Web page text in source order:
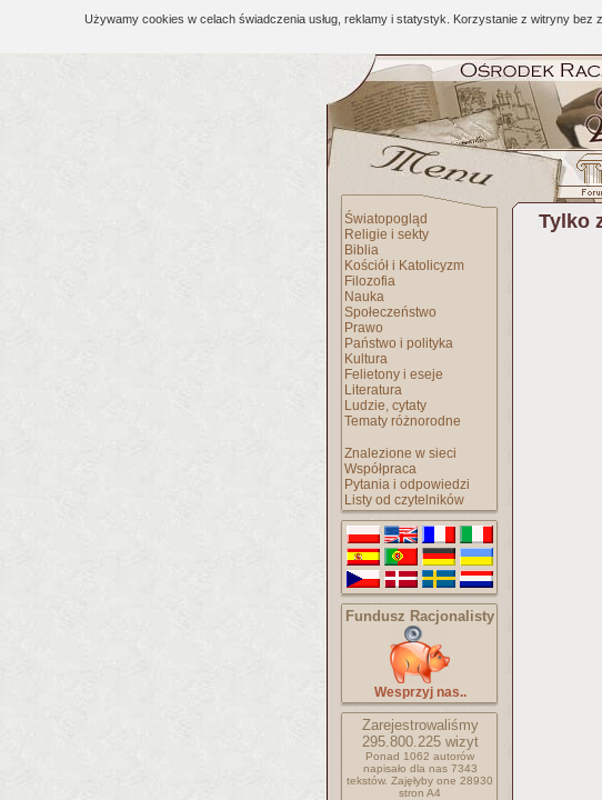
Używamy cookies w celach świadczenia usług, reklamy i statystyk. Korzystanie z witryny
Światopogląd
Religie i sekty
Biblia
Kościół i Katolicyzm
Filozofia
Nauka
Społeczeństwo
Prawo
Państwo i polityka
Kultura
Felietony i eseje
Literatura
Ludzie, cytaty
Tematy różnorodne
Znalezione w sieci
Współpraca
Pytania i odpowiedzi
Listy od czytelników
Fundusz Racjonalisty
Wesprzyj nas..
Zarejestrowaliśmy
295.800.225wizyt
Ponad 1062 autorów
napisało dla nas 7343
tekstów. Zajęłyby one 28930
stron A4
Tylko